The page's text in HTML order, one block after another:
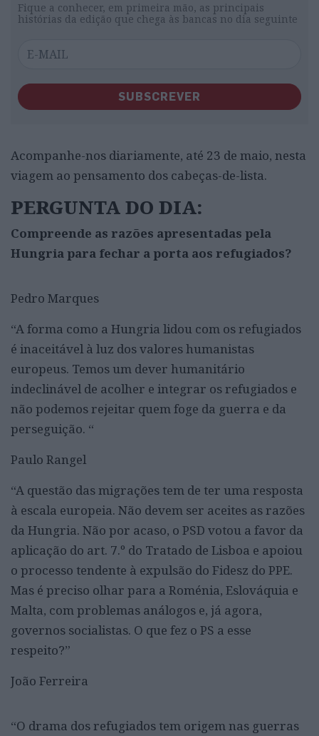
Fique a conhecer, em primeira mão, as principais
histórias da edição que chega às bancas no dia seguinte
SUBSCREVER
Acompanhe-nos diariamente, até 23 de maio, nesta
viagem ao pensamento dos cabeças-de-lista.
PERGUNTA DO DIA:
Compreende as razões apresentadas pela
Hungria para fechar a porta aos refugiados?
Pedro Marques
“A forma como a Hungria lidou com os refugiados
é inaceitável à luz dos valores humanistas
europeus. Temos um dever humanitário
indeclinável de acolher e integrar os refugiados e
não podemos rejeitar quem foge da guerra e da
perseguição. “
Paulo Rangel
“A questão das migrações tem de ter uma resposta
à escala europeia. Não devem ser aceites as razões
da Hungria. Não por acaso, o PSD votou a favor da
aplicação do art. 7.º do Tratado de Lisboa e apoiou
o processo tendente à expulsão do Fidesz do PPE.
Mas é preciso olhar para a Roménia, Eslováquia e
Malta, com problemas análogos e, já agora,
governos socialistas. O que fez o PS a esse
respeito?”
João Ferreira
“O drama dos refugiados tem origem nas guerras